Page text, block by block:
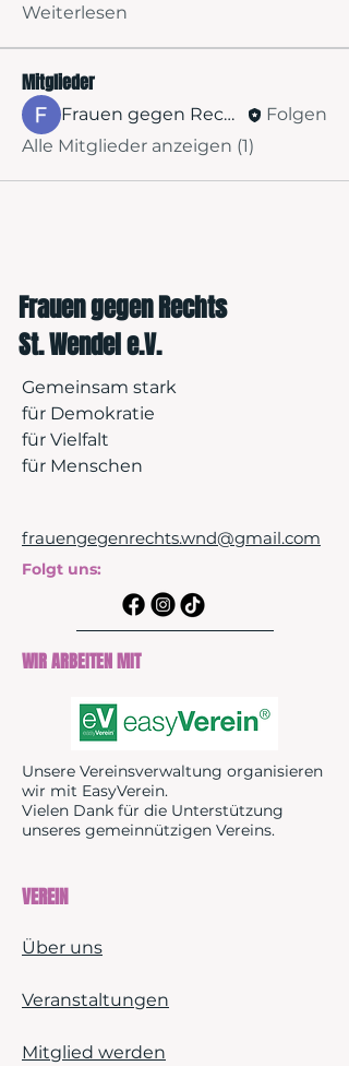
Weiterlesen
Mitglieder
Frauen gegen Rechts St.Wendel
Folgen
Alle Mitglieder anzeigen (1)
Frauen gegen Rechts
St. Wendel e.V.
Gemeinsam stark
für Demokratie
für Vielfalt
für Menschen
frauengegenrechts.wnd@gmail.com
Folgt uns:
WIR ARBEITEN MIT
Unsere Vereinsverwaltung organisieren
wir mit EasyVerein.
Vielen Dank für die Unterstützung
unseres gemeinnützigen Vereins.
VEREIN
Über uns
Veranstaltungen
Mitglied werden